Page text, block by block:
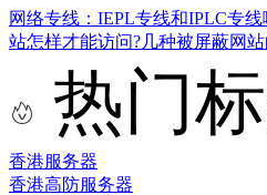
网络专线：IEPL专线和IPLC专线
站怎样才能访问?几种被屏蔽网
热门
香港服务器
香港高防服务器